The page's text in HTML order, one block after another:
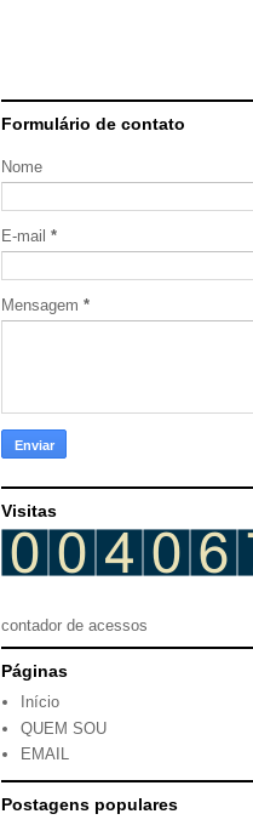
Formulário de contato
Nome
E-mail *
Mensagem *
Visitas
contador de acessos
Páginas
Início
QUEM SOU
EMAIL
Postagens populares